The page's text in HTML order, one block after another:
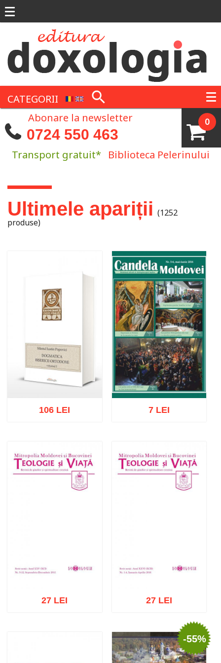
CATEGORII
0
Abonare la newsletter
0724 550 463
Transport gratuit* Biblioteca Pelerinului
Eşti aici
Ultimele apariții (1252
produse)
Adaugă în coș Wishlist
106 LEI
Adaugă în coș Wishlist
7 LEI
27 LEI
Adaugă în coș Wishlist
27 LEI
-55%